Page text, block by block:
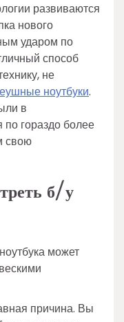
развиваются
нового
ударом по
способ
не
ноутбуки.
в
по гораздо более
свою
б/у
может
причина. Вы